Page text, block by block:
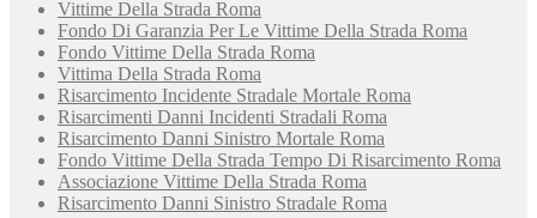
Vittime Della Strada Roma
Fondo Di Garanzia Per Le Vittime Della Strada Roma
Fondo Vittime Della Strada Roma
Vittima Della Strada Roma
Risarcimento Incidente Stradale Mortale Roma
Risarcimenti Danni Incidenti Stradali Roma
Risarcimento Danni Sinistro Mortale Roma
Fondo Vittime Della Strada Tempo Di Risarcimento Roma
Associazione Vittime Della Strada Roma
Risarcimento Danni Sinistro Stradale Roma